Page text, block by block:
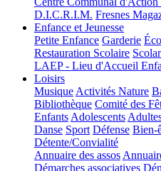
D.I.C.R.I.M. Fresnes
Enfance et Jeunesse
Petite Enfance Garderie
Restauration Scolaire
LAEP - Lieu d'Accueil
Loisirs
Musique Activités Nature
Bibliothèque Comité des
Enfants Adolescents
Danse Sport Défense Bien-
Détente/Convialité
Annuaire des assos
Démarches associatives